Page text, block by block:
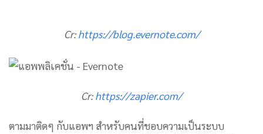
Cr:https://blog.evernote.com/
Cr:https://zapier.com/
ตามมาติดๆ กับแอพฯ สำหรับคนที่ชอบความเป็นระบบ